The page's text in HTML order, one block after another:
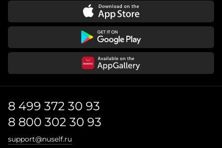
8 499 372 30 93
8 800 302 30 93
support@nuself.ru